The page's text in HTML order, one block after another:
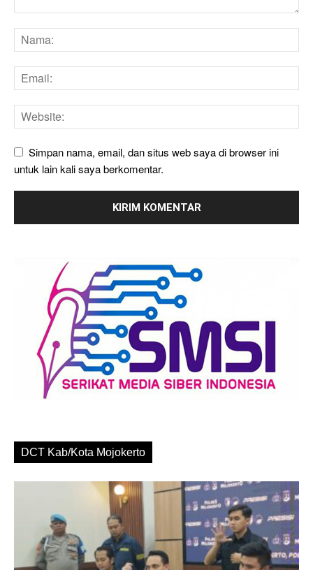
Simpan nama, email, dan situs web saya di browser ini
untuk lain kali saya berkomentar.
DCT Kab/Kota Mojokerto